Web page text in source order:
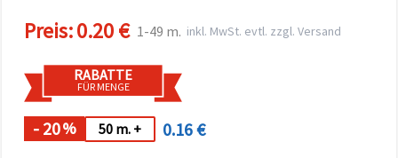
Cookies
ablehnen
oder Ihre
Auswahl in
Einstellungen
individuell
Preis:0.20 € 1-49 m. inkl. MwSt. evtl. zzgl. Versand
RABATTE
FÜR MENGE
- 20% 50 m. + 0.16 €